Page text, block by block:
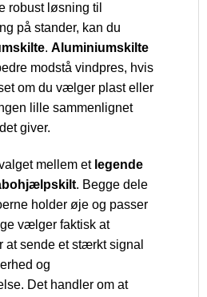
robust løsning til
på stander, kan du
. Aluminiumskilte
modstå vindpres, hvis
om du vælger plast eller
lille sammenlignet
giver.
mellem et legende
. Begge dele
holder øje og passer
vælger faktisk at
at sende et stærkt signal
og
Det handler om at